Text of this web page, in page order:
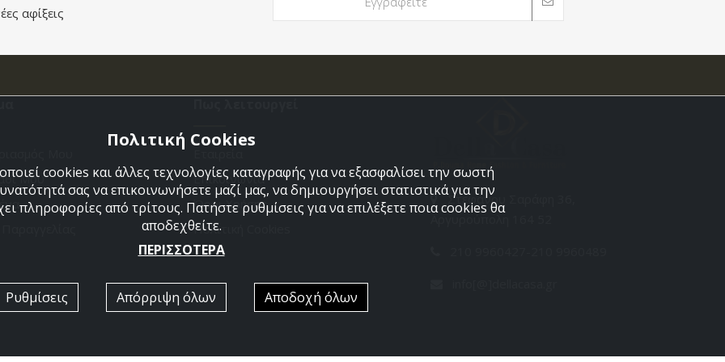
αφίξεις
Μου
Επικοινωνια
Όροι Χρήσης
Πολιτική Cookies
Στεφάνου Σαράφη 36,
Πολιτική Cookies
cookies και άλλες τεχνολογίες καταγραφής για να εξασφαλίσει την σωστή
σας να επικοινωνήσετε μαζί μας, να δημιουργήσει στατιστικά για την
πληροφορίες από τρίτους. Πατήστε ρυθμίσεις για να επιλέξετε ποια cookies θα
αποδεχθείτε.
ΠΕΡΙΣΣΟΤΕΡΑ
Ρυθμίσεις Απόρριψη όλων Αποδοχή όλων